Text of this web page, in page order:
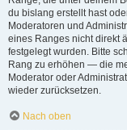
du bislang erstellt hast
Moderatoren und
eines Ranges nicht direkt
festgelegt wurden. Bitte
Rang zu erhöhen — die
Moderator oder
wieder zurücksetzen.
Nach oben